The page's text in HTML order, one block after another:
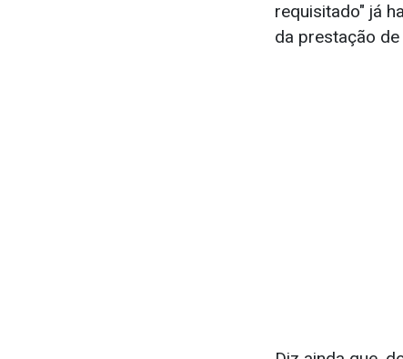
requisitado" já
da prestação